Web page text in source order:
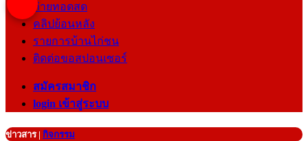
ถ่ายทอดสด
คลิปย้อนหลัง
รายการบ้านไก่ชน
ติดต่อขอสปอนเซอร์
สมัครสมาชิก
login เข้าสู่ระบบ
ข่าวสาร| กิจกรรม